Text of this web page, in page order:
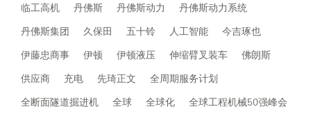
临工高机 丹佛斯 丹佛斯动力
丹佛斯动力系统
丹佛斯集团
久保田 五十铃 人工智能
今吉琢也
伊藤忠商事
伊顿 伊顿液压 伸缩臂叉装车
佛朗斯
供应商
充电 先琦正文
全周期服务计划
全断面隧道掘进机
全球 全球化
全球工程机械50强峰会